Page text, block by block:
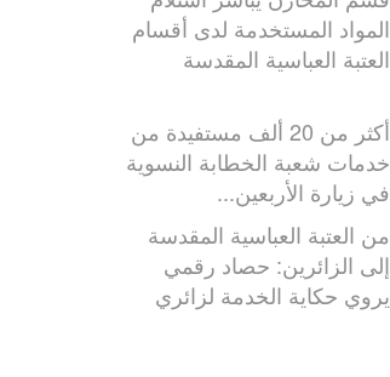
المواد المستخدمة لدى أقسام
العتبة العباسية المقدسة
أكثر من 20 ألف مستفيدة من
خدمات شعبة الخطابة النسوية
في زيارة الأربعين...
من العتبة العباسية المقدسة
إلى الزائرين: حصاد رقمي
يروي حكاية الخدمة لزائري